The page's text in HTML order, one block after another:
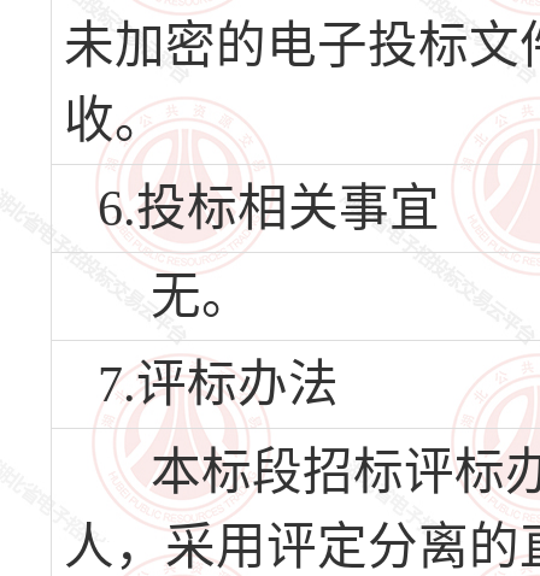
未加密的电子投标文
收。
6.投标相关事宜
无。
7.评标办法
本标段招标评标
人，采用评定分离